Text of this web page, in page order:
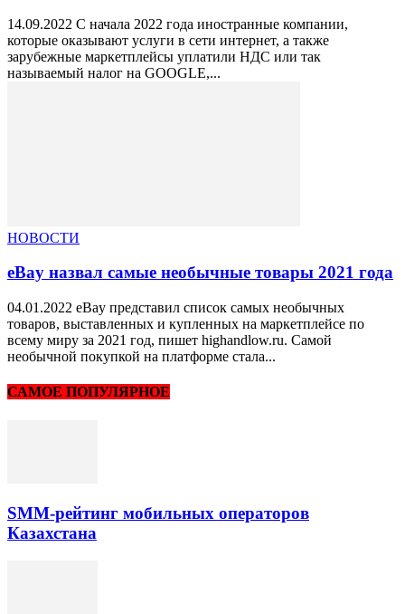
14.09.2022 С начала 2022 года иностранные компании,
которые оказывают услуги в сети интернет, а также
зарубежные маркетплейсы уплатили НДС или так
называемый налог на GOOGLE,...
НОВОСТИ
eBay назвал самые необычные товары 2021 года
04.01.2022 eBay представил список самых необычных
товаров, выставленных и купленных на маркетплейсе по
всему миру за 2021 год, пишет highandlow.ru. Самой
необычной покупкой на платформе стала...
САМОЕ ПОПУЛЯРНОЕ
SMM-рейтинг мобильных операторов
Казахстана